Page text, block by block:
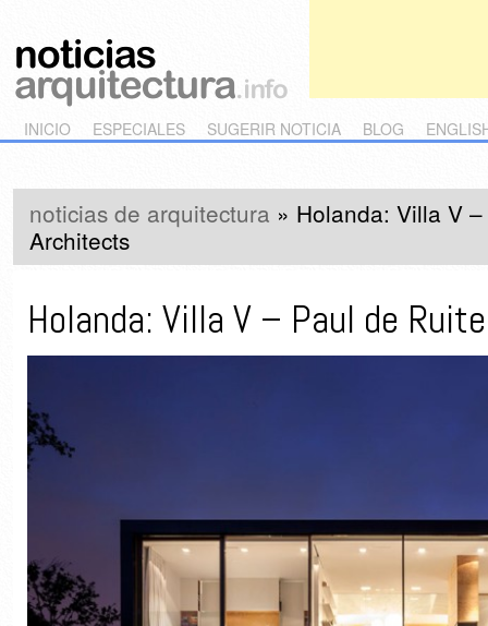
Main menu
Skip to primary content
Skip to secondary content
INICIO ESPECIALES SUGERIR NOTICIA BLOG
noticias de arquitectura » Holanda: Villa V
Architects
Holanda: Villa V – Paul de